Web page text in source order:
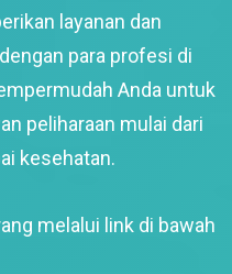
layanan dan
para profesi di
Anda untuk
peliharaan mulai dari
kesehatan.
melalui link di bawah